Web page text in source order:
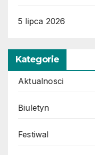
5 lipca 2026
Kategorie
Aktualnosci
Biuletyn
Festiwal